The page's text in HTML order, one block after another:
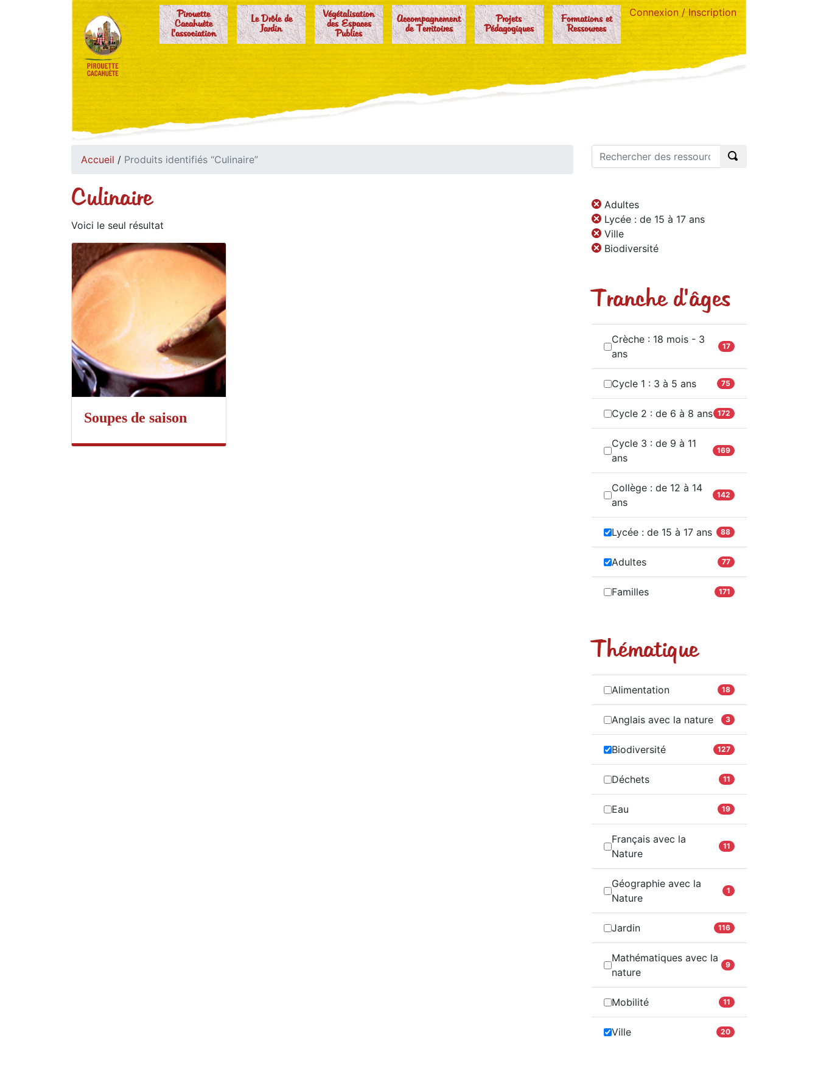
Pirouette
Cacahuète
l'association
Le Drôle de
Jardin
Végétalisation
des Espaces
Publics
Accompagnement
de Territoires
Projets
Pédagogiques
Formations et
Ressources
Connexion / Inscription
Accueil / Produits identifiés “Culinaire”
Culinaire
Voici le seul résultat
Soupes de saison
Adultes
Lycée : de 15 à 17 ans
Ville
Biodiversité
Tranche d'âges
Crèche : 18 mois - 3
ans
17
Cycle 1 : 3 à 5 ans 75
Cycle 2 : de 6 à 8 ans 172
Cycle 3 : de 9 à 11
ans
169
Collège : de 12 à 14
ans
142
Lycée : de 15 à 17 ans 88
Adultes 77
Familles 171
Thématique
Alimentation 18
Anglais avec la nature 3
Biodiversité 127
Déchets 11
Eau 19
Français avec la
Nature
11
Géographie avec la
Nature
1
Jardin 116
Mathématiques avec la
nature
9
Mobilité 11
Ville 20